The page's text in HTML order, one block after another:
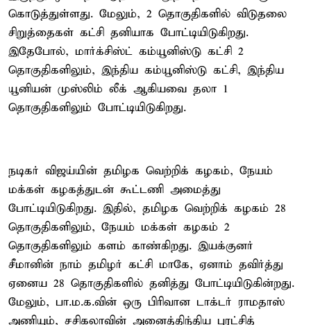
கொடுத்துள்ளது. மேலும், 2 தொகுதிகளில் விடுதலை
சிறுத்தைகள் கட்சி தனியாக போட்டியிடுகிறது.
இதேபோல், மார்க்சிஸ்ட் கம்யூனிஸ்டு கட்சி 2
தொகுதிகளிலும், இந்திய கம்யூனிஸ்டு கட்சி, இந்திய
யூனியன் முஸ்லிம் லீக் ஆகியவை தலா 1
தொகுதிகளிலும் போட்டியிடுகிறது.
நடிகர் விஜய்யின் தமிழக வெற்றிக் கழகம், நேயம்
மக்கள் கழகத்துடன் கூட்டணி அமைத்து
போட்டியிடுகிறது. இதில், தமிழக வெற்றிக் கழகம் 28
தொகுதிகளிலும், நேயம் மக்கள் கழகம் 2
தொகுதிகளிலும் களம் காண்கிறது. இயக்குனர்
சீமானின் நாம் தமிழர் கட்சி மாகே, ஏனாம் தவிர்த்து
ஏனைய 28 தொகுதிகளில் தனித்து போட்டியிடுகின்றது.
மேலும், பா.ம.க.வின் ஒரு பிரிவான டாக்டர் ராமதாஸ்
அணியும், சசிகலாவின் அனைத்திந்திய புரட்சித்